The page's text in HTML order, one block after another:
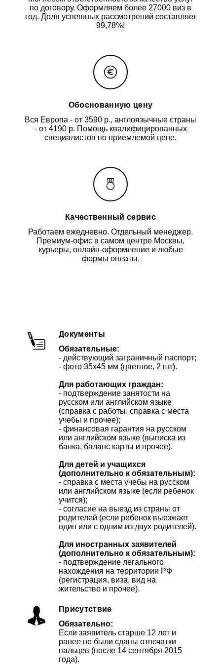
по договору. Оформляем более 27000 виз в
год. Доля успешных рассмотрений составляет
99,78%!
Обоснованную цену
Вся Европа - от 3590 р., англоязычные страны
- от 4190 р. Помощь квалифицированных
специалистов по приемлемой цене.
Качественный сервис
Работаем ежедневно. Отдельный менеджер.
Премиум-офис в самом центре Москвы,
курьеры, онлайн-оформление и любые
формы оплаты.
Документы
Обязательные:
- действующий заграничный паспорт;
- фото 35х45 мм (цветное, 2 шт).
Для работающих граждан:
- подтверждение занятости на
русском или английском языке
(справка с работы, справка с места
учебы и прочее);
- финансовая гарантия на русском
или английском языке (выписка из
банка, баланс карты и прочее).
Для детей и учащихся
(дополнительно к обязательным):
- справка с места учебы на русском
или английском языке (если ребенок
учится);
- согласие на выезд из страны от
родителей (если ребенок выезжает
один или с одним из двух родителей).
Для иностранных заявителей
(дополнительно к обязательным):
- подтверждение легального
нахождения на территории РФ
(регистрация, виза, вид на
жительство и прочее).
Присутствие
Обязательно:
Если заявитель старше 12 лет и
ранее не были сданы отпечатки
пальцев (после 14 сентября 2015
года).